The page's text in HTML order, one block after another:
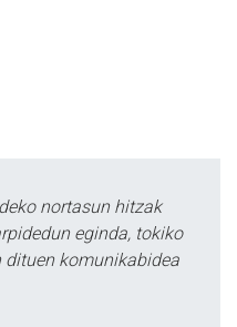
nortasun hitzak
eginda, tokiko
komunikabidea